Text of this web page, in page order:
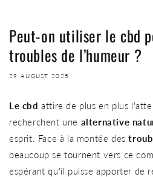
Peut-on utiliser le cbd
troubles de l’humeur ?
29 AUGUST 2025
Le cbd attire de plus en plus
recherchent une alternative
esprit. Face à la montée des
beaucoup se tournent vers ce
espérant qu'il puisse apporter de